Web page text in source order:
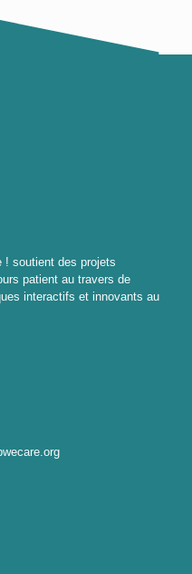
! soutient des projets
patient au travers de
interactifs et innovants au